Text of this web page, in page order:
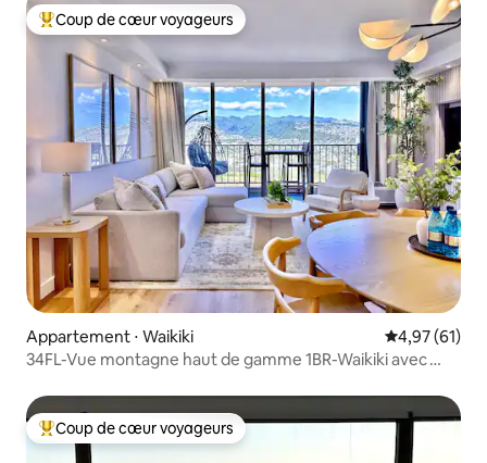
Coups de cœur voyageurs les plus appréciés
Coup de cœur voyageurs
Appartement ⋅ Waikiki Évaluation
4,97 (61)
34FL-Vue montagne haut de gamme 1BR-Waikiki avec
Coups de cœur voyageurs les plus appréciés
Coup de cœur voyageurs